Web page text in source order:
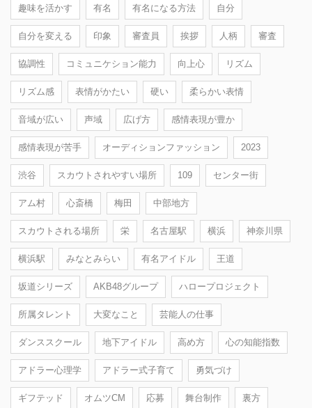
趣味を活かす 有名 有名になる方法 自分
自分を変える 印象 審査員 挨拶 人柄 審査
協調性 コミュニケション能力 向上心 リズム
リズム感 表情がかたい 硬い 柔らかい表情
音域が広い 声域 広げ方 感情表現が豊か
感情表現が苦手 オーディションファッション 2023
渋谷 スカウトされやすい場所 109 センター街
アム村 心斎橋 梅田 中部地方
スカウトされる場所 栄 名古屋駅 横浜 神奈川県
横浜駅 みなとみらい 有名アイドル 王道
坂道シリーズ AKB48グループ ハロープロジェクト
所属タレント 大変なこと 芸能人の仕事
ダンススクール 地下アイドル 高め方 心の知能指数
アドラー心理学 アドラー式子育て 勇気づけ
ギフテッド オムツCM 応募 舞台制作 裏方